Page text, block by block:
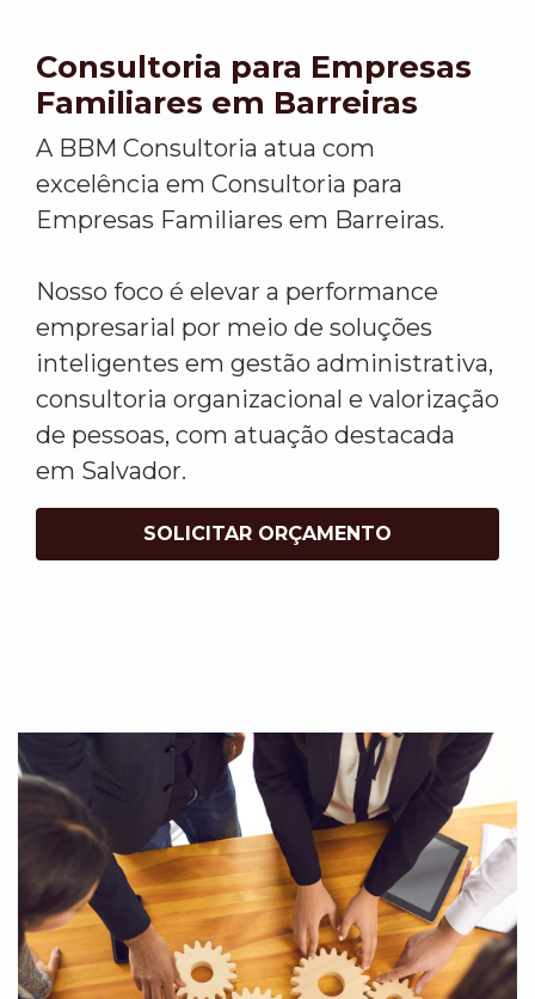
Consultoria para Empresas
Familiares em Barreiras
A BBM Consultoria atua com
excelência em Consultoria para
Empresas Familiares em Barreiras.
Nosso foco é elevar a performance
empresarial por meio de soluções
inteligentes em gestão administrativa,
consultoria organizacional e valorização
de pessoas, com atuação destacada
em Salvador.
SOLICITAR ORÇAMENTO